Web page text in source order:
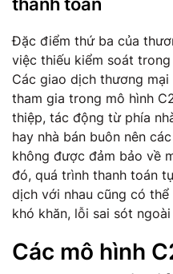
Đặc điểm thứ ba của
việc thiếu kiểm soát
Các giao dịch thương
tham gia trong mô hình
thiệp, tác động từ phía
hay nhà bán buôn nên
không được đảm bảo về
đó, quá trình thanh toán
dịch với nhau cũng có
khó khăn, lỗi sai sót
Các mô hình